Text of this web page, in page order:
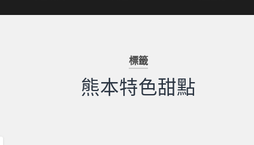
標籤
熊本特色甜點